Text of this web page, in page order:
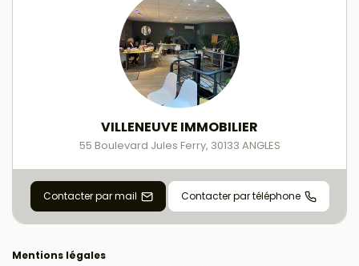
VILLENEUVE IMMOBILIER
55 Boulevard Jules Ferry, 30133 ANGLES
Contacter par mail Contacter par téléphone
Mentions légales